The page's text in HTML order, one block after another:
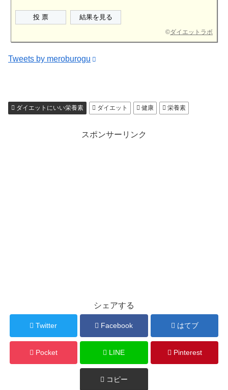
©ダイエットラボ
Tweets by meroburogu
ダイエットにいい栄養素 ダイエット 健康 栄養素
スポンサーリンク
シェアする
Twitter Facebook はてブ
Pocket LINE Pinterest
コピー